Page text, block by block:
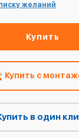
желаний
Купить
Купить с
в один